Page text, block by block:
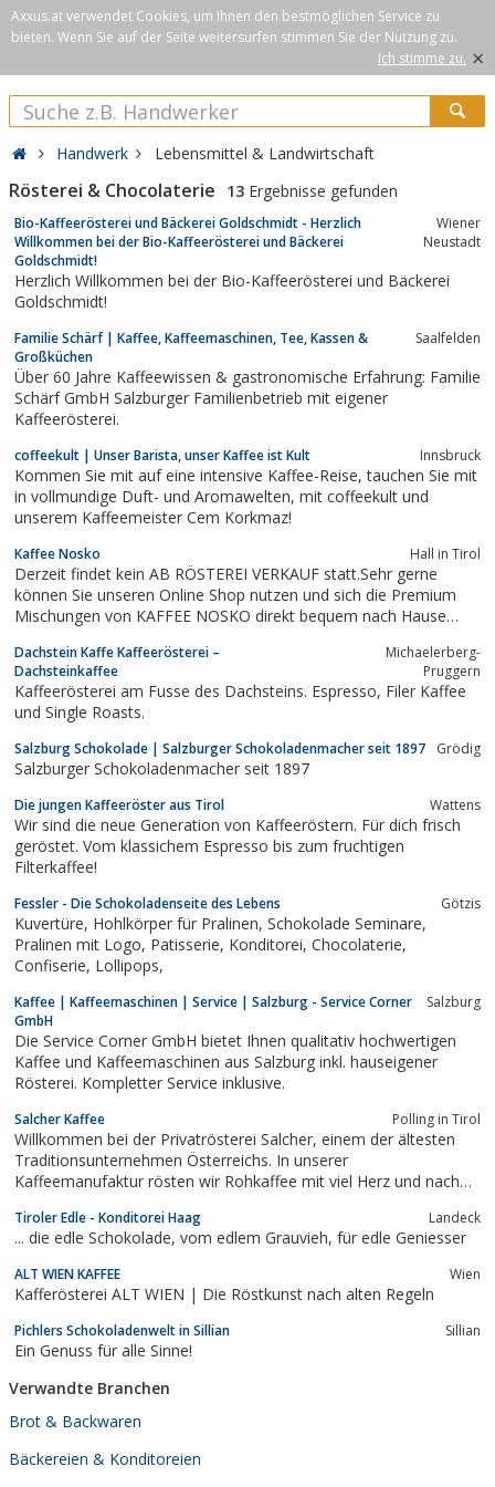
Axxus.at verwendet Cookies, um Ihnen den bestmöglichen Service zu
bieten. Wenn Sie auf der Seite weitersurfen stimmen Sie der Nutzung zu.
Ich stimme zu. ×
Handwerk Lebensmittel & Landwirtschaft
Rösterei & Chocolaterie 13 Ergebnisse gefunden
Bio-Kaffeerösterei und Bäckerei Goldschmidt - Herzlich
Willkommen bei der Bio-Kaffeerösterei und Bäckerei
Goldschmidt!
Wiener
Neustadt
Herzlich Willkommen bei der Bio-Kaffeerösterei und Bäckerei
Goldschmidt!
Familie Schärf | Kaffee, Kaffeemaschinen, Tee, Kassen &
Großküchen
Saalfelden
Über 60 Jahre Kaffeewissen & gastronomische Erfahrung: Familie
Schärf GmbH Salzburger Familienbetrieb mit eigener
Kaffeerösterei.
coffeekult | Unser Barista, unser Kaffee ist Kult Innsbruck
Kommen Sie mit auf eine intensive Kaffee-Reise, tauchen Sie mit
in vollmundige Duft- und Aromawelten, mit coffeekult und
unserem Kaffeemeister Cem Korkmaz!
Kaffee Nosko Hall in Tirol
Derzeit findet kein AB RÖSTEREI VERKAUF statt.Sehr gerne
können Sie unseren Online Shop nutzen und sich die Premium
Mischungen von KAFFEE NOSKO direkt bequem nach Hause
Dachstein Kaffe Kaffeerösterei –
Dachsteinkaffee
Michaelerberg-
Pruggern
Kaffeerösterei am Fusse des Dachsteins. Espresso, Filer Kaffee
und Single Roasts.
Salzburg Schokolade | Salzburger Schokoladenmacher seit 1897 Grödig
Salzburger Schokoladenmacher seit 1897
Die jungen Kaffeeröster aus Tirol Wattens
Wir sind die neue Generation von Kaffeeröstern. Für dich frisch
geröstet. Vom klassichem Espresso bis zum fruchtigen
Filterkaffee!
Fessler - Die Schokoladenseite des Lebens Götzis
Kuvertüre, Hohlkörper für Pralinen, Schokolade Seminare,
Pralinen mit Logo, Patisserie, Konditorei, Chocolaterie,
Confiserie, Lollipops,
Kaffee | Kaffeemaschinen | Service | Salzburg - Service Corner
GmbH
Salzburg
Die Service Corner GmbH bietet Ihnen qualitativ hochwertigen
Kaffee und Kaffeemaschinen aus Salzburg inkl. hauseigener
Rösterei. Kompletter Service inklusive.
Salcher Kaffee Polling in Tirol
Willkommen bei der Privatrösterei Salcher, einem der ältesten
Traditionsunternehmen Österreichs. In unserer
Kaffeemanufaktur rösten wir Rohkaffee mit viel Herz und nach
Tiroler Edle - Konditorei Haag Landeck
... die edle Schokolade, vom edlem Grauvieh, für edle Geniesser
ALT WIEN KAFFEE Wien
Kafferösterei ALT WIEN | Die Röstkunst nach alten Regeln
Pichlers Schokoladenwelt in Sillian Sillian
Ein Genuss für alle Sinne!
Verwandte Branchen
Brot & Backwaren
Bäckereien & Konditoreien